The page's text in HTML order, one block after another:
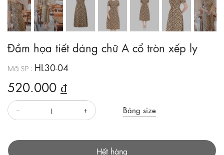
Đầm họa tiết dáng chữ A cổ tròn xếp ly
Mã SP : HL30-04
520.000 ₫
Bảng size
Hết hàng